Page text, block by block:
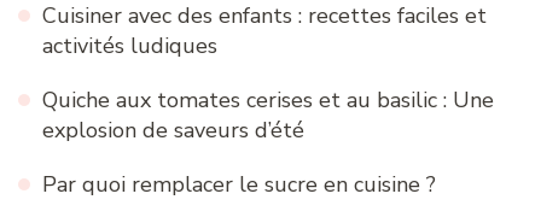
Cuisiner avec des enfants : recettes faciles et
activités ludiques
Quiche aux tomates cerises et au basilic : Une
explosion de saveurs d’été
Par quoi remplacer le sucre en cuisine ?